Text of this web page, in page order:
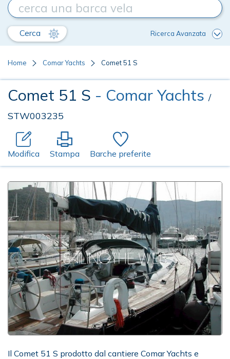
Cerca Ricerca Avanzata
Home Comar Yachts Comet 51 S
Comet 51 S - Comar Yachts /
STW003235
Modifica Stampa Barche preferite
Il Comet 51 S prodotto dal cantiere Comar Yachts e